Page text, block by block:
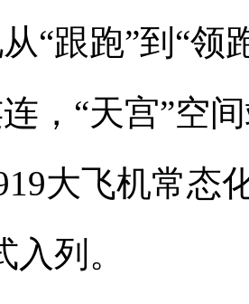
“跟跑”到“领
，“天宫”空
大飞机常态
入列。